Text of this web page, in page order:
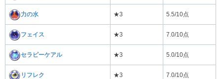
力の水 ★3 5.5/10点
フェイス ★3 7.0/10点
セラピーケアル ★3 5.0/10点
リフレク ★3 7.0/10点